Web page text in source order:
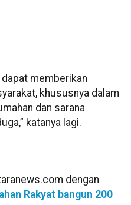
memberikan
khususnya dalam
dan sarana
katanya lagi.
dengan
Rakyat bangun 200